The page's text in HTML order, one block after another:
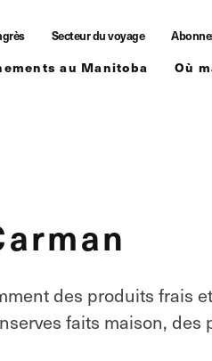
Secteur du voyage
au Manitoba Où
des produits frais
faits maison, des